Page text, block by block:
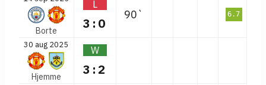
Borte
L
3:0
90` 6.7
30 aug 2025
Hjemme
W
3:2